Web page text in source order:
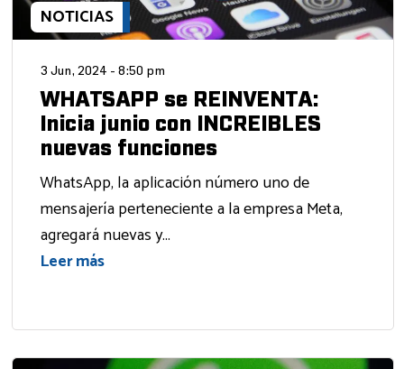
NOTICIAS
3 Jun, 2024 - 8:50 pm
WHATSAPP se REINVENTA:
Inicia junio con INCREIBLES
nuevas funciones
WhatsApp, la aplicación número uno de
mensajería perteneciente a la empresa Meta,
agregará nuevas y...
Leer más